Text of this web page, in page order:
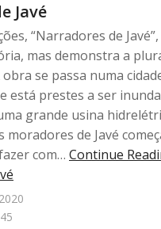
Javé
“Narradores de
mas demonstra a
se passa numa
está prestes a ser
grande usina
moradores de Javé
com… Continue